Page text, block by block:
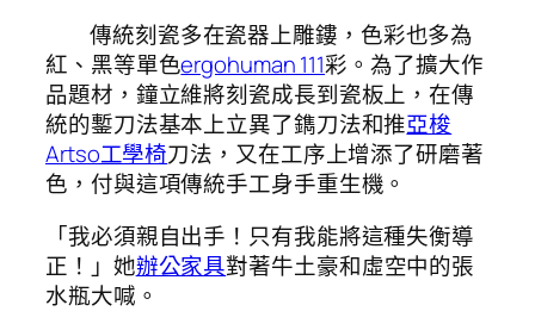
傳統刻瓷多在瓷器上雕鏤，色彩也多為
紅、黑等單色ergohuman 111彩。為了擴大作
品題材，鐘立維將刻瓷成長到瓷板上，在傳
統的鏨刀法基本上立異了鐫刀法和推亞梭
Artso工學椅刀法，又在工序上增添了研磨著
色，付與這項傳統手工身手重生機。
「我必須親自出手！只有我能將這種失衡導
正！」她辦公家具對著牛土豪和虛空中的張
水瓶大喊。